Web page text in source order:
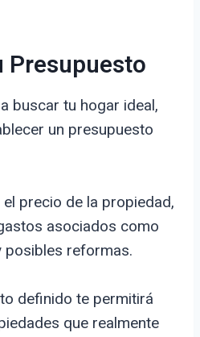
Presupuesto
buscar tu hogar ideal,
un presupuesto
precio de la propiedad,
asociados como
posibles reformas.
definido te permitirá
que realmente